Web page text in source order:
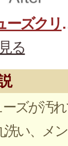
ティン
る
ズが汚
洗い、メン